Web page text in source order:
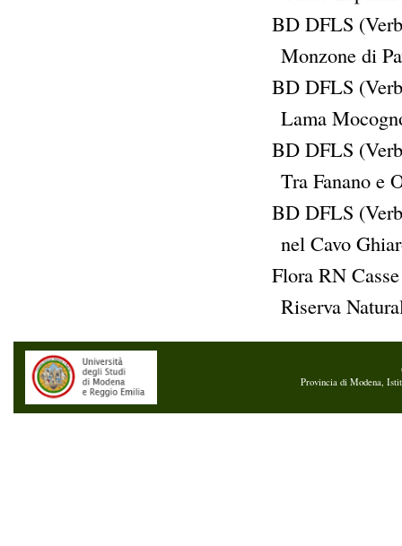
BD DFLS
Monzone di
BD DFLS
Lama
BD DFLS
Tra Fanano e
BD DFLS
nel Cavo
Flora RN
Riserva
Provincia di Modena,